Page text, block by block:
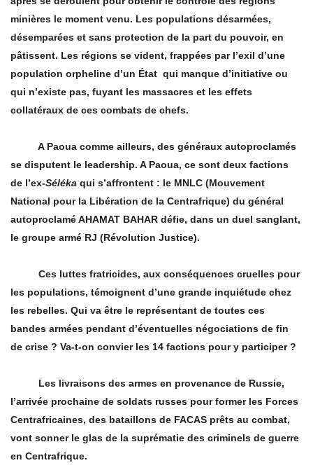
minières le moment venu. Les populations désarmées,
désemparées et sans protection de la part du pouvoir, en
pâtissent. Les régions se vident, frappées par l’exil d’une
population orpheline d’un État qui manque d’initiative ou
qui n’existe pas, fuyant les massacres et les effets
collatéraux de ces combats de chefs.
A Paoua comme ailleurs, des généraux autoproclamés
se disputent le leadership. A Paoua, ce sont deux factions
de l’ex-Séléka qui s’affrontent : le MNLC (Mouvement
National pour la Libération de la Centrafrique) du général
autoproclaméAHAMAT BAHAR défie, dans un duel sanglant,
le groupe armé RJ (Révolution Justice).
Ces luttes fratricides, aux conséquences cruelles pour
les populations, témoignent d’une grande inquiétude chez
les rebelles. Qui va être le représentant de toutes ces
bandes armées pendant d’éventuelles négociations de fin
de crise ? Va-t-on convier les 14 factions pour y participer ?
Les livraisons des armes en provenance de Russie,
l’arrivée prochaine de soldats russes pour former les Forces
Centrafricaines, des bataillons de FACAS prêts au combat,
vont sonner le glas de la suprématie des criminels de guerre
en Centrafrique.